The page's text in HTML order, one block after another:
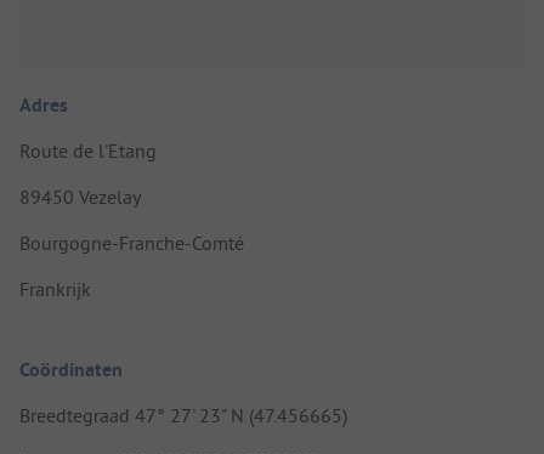
Adres
Route de l'Etang
89450 Vezelay
Bourgogne-Franche-Comté
Frankrijk
Coördinaten
Breedtegraad 47° 27' 23" N (47.456665)